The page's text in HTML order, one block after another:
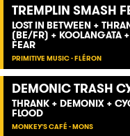
TREMPLIN SMASH
LOST IN BETWEEN +
(BE/FR) + KOOLANGATA
FEAR
PRIMITIVE MUSIC - FLÉRON
DEMONIC TRASH
THRANK + DEMONIX +
FLOOD
MONKEY'S CAFÉ - MONS